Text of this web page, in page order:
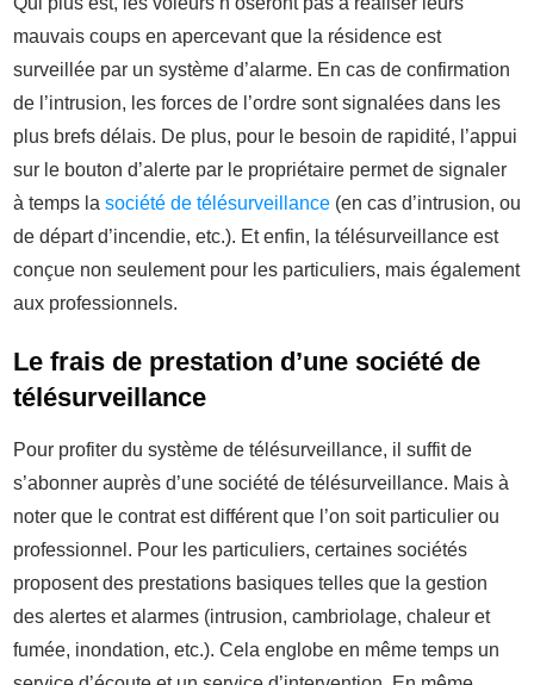
mauvais coups en apercevant que la résidence est
surveillée par un système d’alarme. En cas de confirmation
de l’intrusion, les forces de l’ordre sont signalées dans les
plus brefs délais. De plus, pour le besoin de rapidité, l’appui
sur le bouton d’alerte par le propriétaire permet de signaler
à temps la société de télésurveillance (en cas d’intrusion, ou
de départ d’incendie, etc.). Et enfin, la télésurveillance est
conçue non seulement pour les particuliers, mais également
aux professionnels.
Le frais de prestation d’une société de
télésurveillance
Pour profiter du système de télésurveillance, il suffit de
s’abonner auprès d’une société de télésurveillance. Mais à
noter que le contrat est différent que l’on soit particulier ou
professionnel. Pour les particuliers, certaines sociétés
proposent des prestations basiques telles que la gestion
des alertes et alarmes (intrusion, cambriolage, chaleur et
fumée, inondation, etc.). Cela englobe en même temps un